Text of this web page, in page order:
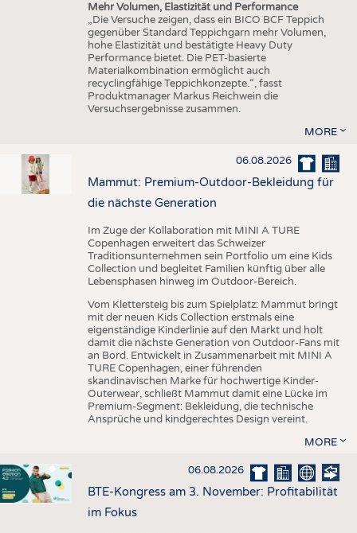
Mehr Volumen, Elastizität und Performance
„Die Versuche zeigen, dass ein BICO BCF Teppich
gegenüber Standard Teppichgarn mehr Volumen,
hohe Elastizität und bestätigte Heavy Duty
Performance bietet. Die PET-basierte
Materialkombination ermöglicht auch
recyclingfähige Teppichkonzepte.“, fasst
Produktmanager Markus Reichwein die
Versuchsergebnisse zusammen.
MORE
06.08.2026
Mammut: Premium-Outdoor-Bekleidung für
die nächste Generation
Im Zuge der Kollaboration mit MINI A TURE
Copenhagen erweitert das Schweizer
Traditionsunternehmen sein Portfolio um eine Kids
Collection und begleitet Familien künftig über alle
Lebensphasen hinweg im Outdoor-Bereich.
Vom Klettersteig bis zum Spielplatz: Mammut bringt
mit der neuen Kids Collection erstmals eine
eigenständige Kinderlinie auf den Markt und holt
damit die nächste Generation von Outdoor-Fans mit
an Bord. Entwickelt in Zusammenarbeit mit MINI A
TURE Copenhagen, einer führenden
skandinavischen Marke für hochwertige Kinder-
Outerwear, schließt Mammut damit eine Lücke im
Premium-Segment: Bekleidung, die technische
Ansprüche und kindgerechtes Design vereint.
MORE
06.08.2026
BTE-Kongress am 3. November: Profitabilität
im Fokus